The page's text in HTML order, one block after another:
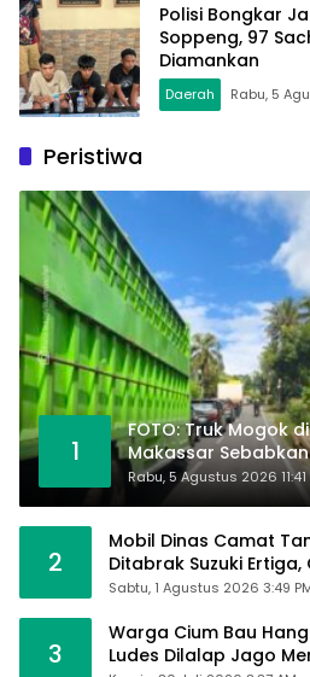
Polisi Bongkar
Soppeng, 97
Diamankan
Daerah Rabu, 5
Peristiwa
1
FOTO: Truk Mogok
Makassar
Tangan
Rabu, 5 Agustus 2026 11:41
2
Mobil Dinas Camat
Ditabrak Suzuki
Alhamdulillah Saya
Sabtu, 1 Agustus 2026 3:49
3
Warga Cium Bau
Ludes Dilalap Jago